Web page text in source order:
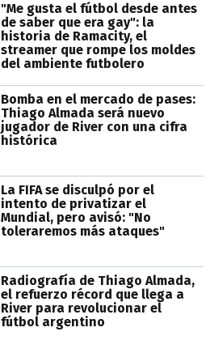
"Me gusta el fútbol desde antes
de saber que era gay": la
historia de Ramacity, el
streamer que rompe los moldes
del ambiente futbolero
Bomba en el mercado de pases:
Thiago Almada será nuevo
jugador de River con una cifra
histórica
La FIFA se disculpó por el
intento de privatizar el
Mundial, pero avisó: "No
toleraremos más ataques"
Radiografía de Thiago Almada,
el refuerzo récord que llega a
River para revolucionar el
fútbol argentino